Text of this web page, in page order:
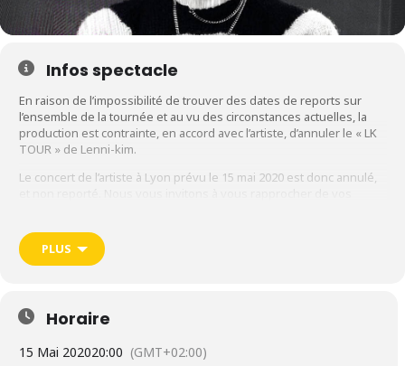
Infos spectacle
En raison de l’impossibilité de trouver des dates de reports sur
l’ensemble de la tournée et au vu des circonstances actuelles, la
production est contrainte, en accord avec l’artiste, d’annuler le « LK
TOUR » de Lenni-kim.
Le concert de l’artiste à Lyon prévu le 15 mai 2020 est donc annulé,
***
Après une trentaine de dates en 2019 pour sa 1ère tournée
Retrouvez le jeune performeur entouré de ses danseurs sur
Suisse suite à la parution de son nouvel EP sorti à la rentrée 2019
PLUS
Horaire
15 Mai 202020:00 (GMT+02:00)